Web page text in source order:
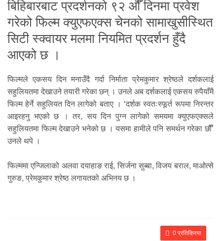
बिहिबारबाट प्रदर्शनको ९२ औँ दिनमा प्रवेश
गरेको फिल्म क्युएफएक्स चेनको सामाखुसीस्थित
सिटी स्क्वायर मलमा नियमित प्रदर्शन हुँदै
आएको छ ।
फिल्मले एकसय दिन मनाउँदै गर्दा निर्माता प्रेमकुमार श्रेष्ठले दर्शकलाई
सहुलियतमा देखाउने तयारी गरेका छन् । उनले अब दर्शकलाई एकसय रुपैयाँमै
फिल्म हेर्ने सहुलियत दिन लागेको बताए । ‘दर्शक स्वतःस्फूर्त रूपमा निरन्तर
आइरहनु भएको छ । तर, सय दिन पुग्न लागेको समयमा क्युएफएक्सले
सहुलियतमा फिल्म देखाउने भनेको छ । यसमा हामीले पनि समर्थन गरेका छौँ’
उनले थपे ।
फिल्ममा एन्जिलाको अलवा दयाहाङ राई, सिर्जना सुब्बा, विजय बराल, माओत्से
गुरुङ, प्रेमकुमार श्रेष्ठ लगायतको अभिनय छ ।
0 प्रतिक्रिया